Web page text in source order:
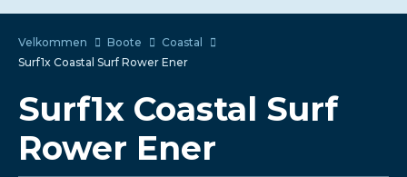
Velkommen Boote
Coastal
Surf1x Coastal Surf Rower Ener
Surf1x Coastal Surf
Rower Ener